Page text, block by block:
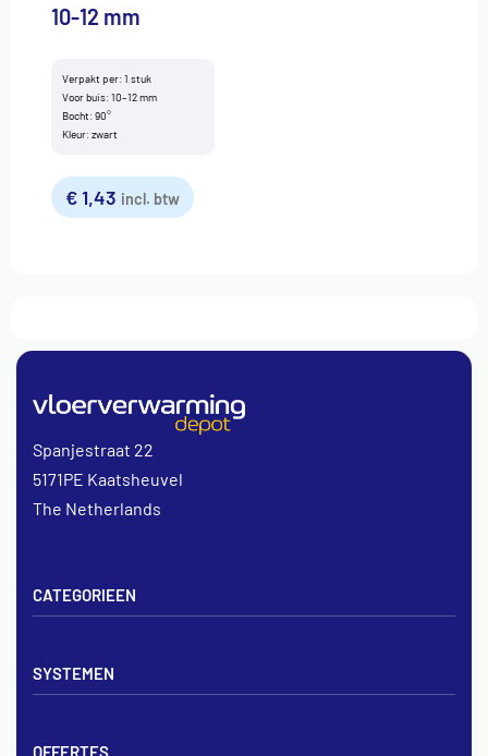
10-12 mm
Verpakt per: 1 stuk
Voor buis: 10–12 mm
Bocht: 90°
Kleur: zwart
€1,43 incl. btw
CATEGORIEEN
Verdelers
Noppenplaten
SYSTEMEN
OFFERTES
Spanjestraat 22
5171PE Kaatsheuvel
The Netherlands